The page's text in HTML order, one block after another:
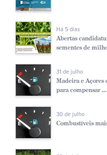
Há 5 dias
Abertas
sementes de
31 de julho
Madeira e
para compensar ...
30 de julho
Combustíveis